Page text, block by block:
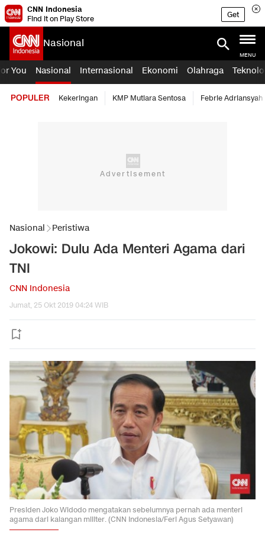
CNN Indonesia
Find it on Play Store
Get
Nasional
MENU
You Nasional Internasional Ekonomi Olahraga
POPULER Kekeringan KMP Mutiara Sentosa Febrie Adriansyah
Nasional Peristiwa
Jokowi: Dulu Ada Menteri Agama dari
TNI
CNN Indonesia
Jumat, 25 Okt 2019 04:24 WIB
Presiden Joko Widodo mengatakan sebelumnya pernah ada menteri
agama dari kalangan militer. (CNN Indonesia/Feri Agus Setyawan)